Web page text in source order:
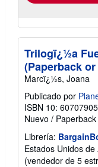
Trilogï¿½a
(Paperback
Marcï¿½s, Joana
Publicado por
ISBN 10:
Nuevo /
Librería:
Estados Unidos de
(vendedor de 5